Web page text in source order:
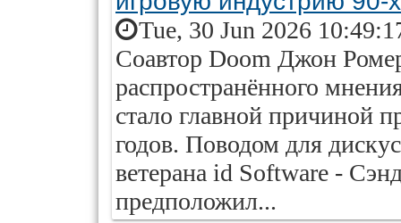
Tue, 30 Jun 2026
Соавтор Doom Джон
распространённого
стало главной причиной
годов. Поводом для
ветерана id Software -
предположил...